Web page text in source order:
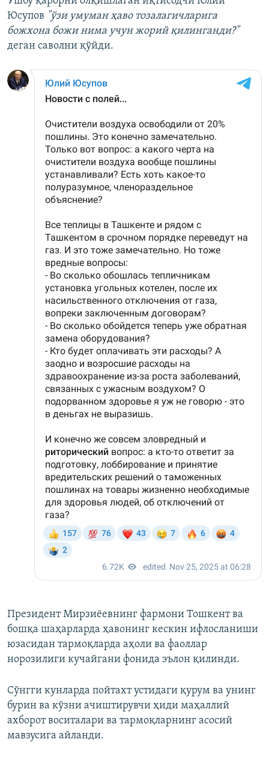
Юсупов "ўзи умуман ҳаво тозалагичларига
божхона божи нима учун жорий қилинганди?"
деган саволни қўйди.
Президент Мирзиёевнинг фармони Тошкент ва
бошқа шаҳарларда ҳавонинг кескин ифлосланиши
юзасидан тармоқларда аҳоли ва фаоллар
норозилиги кучайгани фонида эълон қилинди.
Сўнгги кунларда пойтахт устидаги қурум ва унинг
бурин ва кўзни ачиштирувчи ҳиди маҳаллий
ахборот воситалари ва тармоқларнинг асосий
мавзусига айланди.